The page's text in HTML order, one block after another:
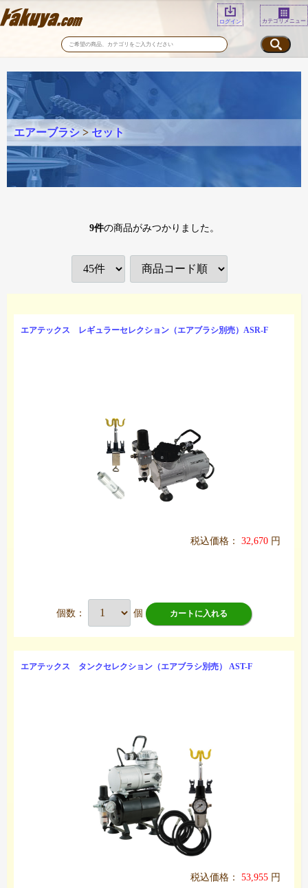
ログイン カテゴリメニュー
エアーブラシ >セット
9件の商品がみつかりました。
エアテックス レギュラーセレクション（エアブラシ別売）ASR-F
税込価格： 32,670 円
個数： 個 カートに入れる
エアテックス タンクセレクション（エアブラシ別売） AST-F
税込価格： 53,955 円